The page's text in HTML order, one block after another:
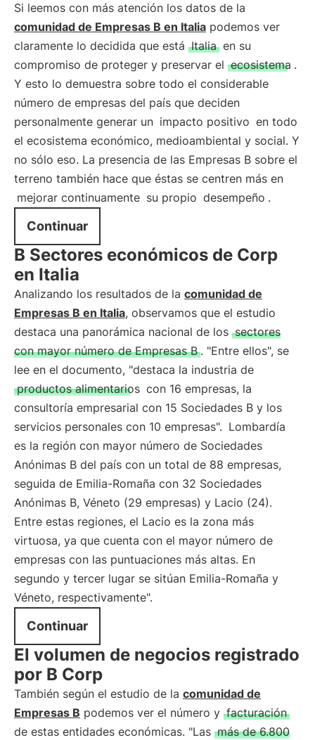
Si leemos con más atención los datos de la
comunidad de Empresas B en Italia podemos ver
claramente lo decidida que está Italia en su
compromiso de proteger y preservar el ecosistema .
Y esto lo demuestra sobre todo el considerable
número de empresas del país que deciden
personalmente generar un impacto positivo en todo
el ecosistema económico, medioambiental y social. Y
no sólo eso. La presencia de las Empresas B sobre el
terreno también hace que éstas se centren más en
mejorar continuamente su propio desempeño .
Continuar
B Sectores económicos de Corp
en Italia
Analizando los resultados de la comunidad de
Empresas B en Italia, observamos que el estudio
destaca una panorámica nacional de los sectores
con mayor número de Empresas B . "Entre ellos", se
lee en el documento, "destaca la industria de
productos alimentarios con 16 empresas, la
consultoría empresarial con 15 Sociedades B y los
servicios personales con 10 empresas". Lombardía
es la región con mayor número de Sociedades
Anónimas B del país con un total de 88 empresas,
seguida de Emilia-Romaña con 32 Sociedades
Anónimas B, Véneto (29 empresas) y Lacio (24).
Entre estas regiones, el Lacio es la zona más
virtuosa, ya que cuenta con el mayor número de
empresas con las puntuaciones más altas. En
segundo y tercer lugar se sitúan Emilia-Romaña y
Véneto, respectivamente".
Continuar
El volumen de negocios registrado
por B Corp
También según el estudio de la comunidad de
Empresas B podemos ver el número y facturación
de estas entidades económicas. "Las más de 6.800